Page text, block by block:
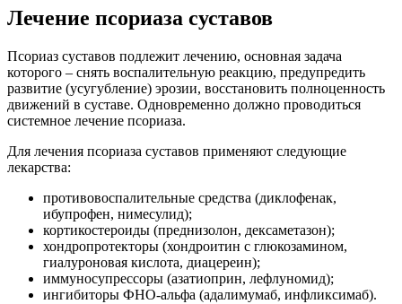
Лечение псориаза суставов
Псориаз суставов подлежит лечению, основная задача
которого – снять воспалительную реакцию, предупредить
развитие (усугубление) эрозии, восстановить полноценность
движений в суставе. Одновременно должно проводиться
системное лечение псориаза.
Для лечения псориаза суставов применяют следующие
лекарства:
противовоспалительные средства (диклофенак,
ибупрофен, нимесулид);
кортикостероиды (преднизолон, дексаметазон);
хондропротекторы (хондроитин с глюкозамином,
гиалуроновая кислота, диацереин);
иммуносупрессоры (азатиоприн, лефлуномид);
ингибиторы ФНО-альфа (адалимумаб, инфликсимаб).